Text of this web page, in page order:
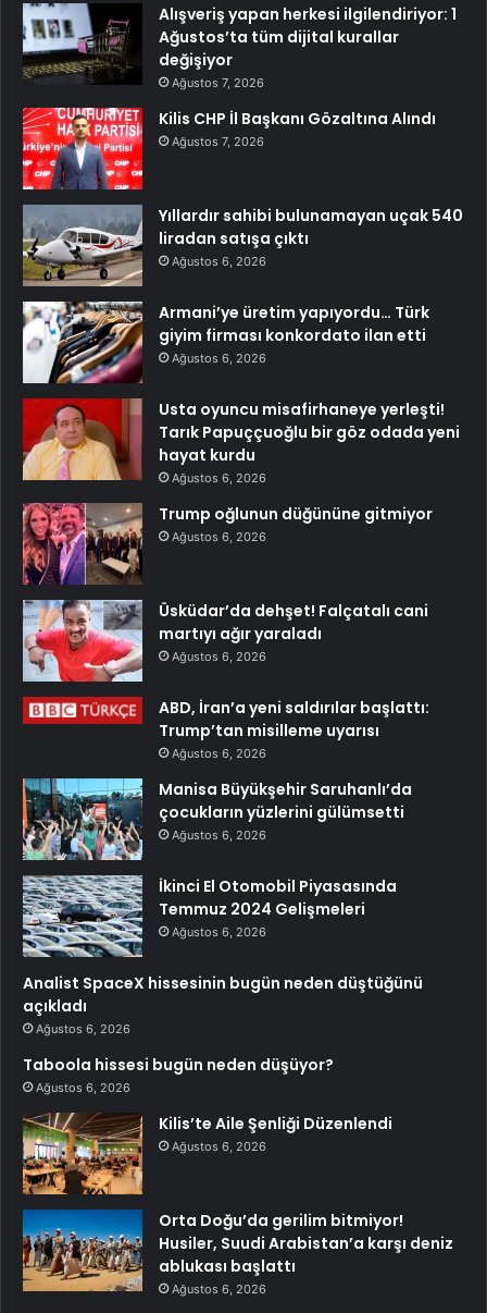
Alışveriş yapan herkesi ilgilendiriyor: 1
Ağustos’ta tüm dijital kurallar
değişiyor
Ağustos 7, 2026
Kilis CHP İl Başkanı Gözaltına Alındı
Ağustos 7, 2026
Yıllardır sahibi bulunamayan uçak 540
liradan satışa çıktı
Ağustos 6, 2026
Armani’ye üretim yapıyordu… Türk
giyim firması konkordato ilan etti
Ağustos 6, 2026
Usta oyuncu misafirhaneye yerleşti!
Tarık Papuççuoğlu bir göz odada yeni
hayat kurdu
Ağustos 6, 2026
Trump oğlunun düğününe gitmiyor
Ağustos 6, 2026
Üsküdar’da dehşet! Falçatalı cani
martıyı ağır yaraladı
Ağustos 6, 2026
ABD, İran’a yeni saldırılar başlattı:
Trump’tan misilleme uyarısı
Ağustos 6, 2026
Manisa Büyükşehir Saruhanlı’da
çocukların yüzlerini gülümsetti
Ağustos 6, 2026
İkinci El Otomobil Piyasasında
Temmuz 2024 Gelişmeleri
Ağustos 6, 2026
Analist SpaceX hissesinin bugün neden düştüğünü
açıkladı
Ağustos 6, 2026
Taboola hissesi bugün neden düşüyor?
Ağustos 6, 2026
Kilis’te Aile Şenliği Düzenlendi
Ağustos 6, 2026
Orta Doğu’da gerilim bitmiyor!
Husiler, Suudi Arabistan’a karşı deniz
ablukası başlattı
Ağustos 6, 2026